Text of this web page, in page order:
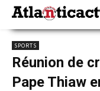
SPORTS
Réunion de
Pape Thiaw